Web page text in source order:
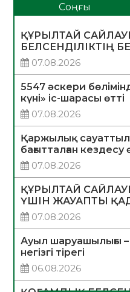
Соңғы
ҚҰРЫЛТАЙ
БЕЛСЕНДІЛІКТІҢ
07.08.2026
5547 әскери
күні» іс-шарасы өтті
07.08.2026
Қаржылық
бағытталған кездесу
07.08.2026
ҚҰРЫЛТАЙ
ҮШІН ЖАУАПТЫ
07.08.2026
Ауыл шаруашылығы
негізгі тірегі
06.08.2026